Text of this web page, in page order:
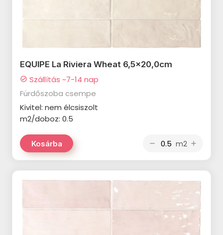
MAINZU Tin Tile termékcsalád
MAINZU Atelier termékcsalád
MAINZU Cinque Terre termékcsalád
MAINZU Rivoli termékcsalád
MAINZU Mandala termékcsalád
CERSANIT Trako termékcsalád
CERSANIT Stone Paradise
EQUIPE La Riviera Wheat 6,5x20,0cm
check_circle Szállítás ~7-14 nap
Fürdőszoba csempe
Kivitel: nem élcsiszolt
m2/doboz: 0.5
Kosárba remove m2 add